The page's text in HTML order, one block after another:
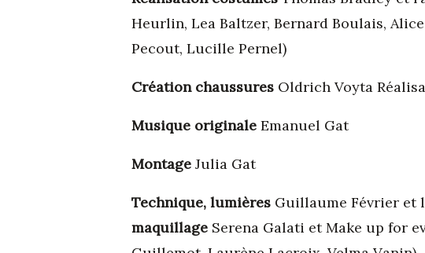
Heurlin, Lea Baltzer, Bernard Boulais,
Pecout, Lucille Pernel)
Création chaussures Oldrich Voyta
Musique originale Emanuel Gat
Montage Julia Gat
Technique, lumières Guillaume Février et
maquillage Serena Galati et Make up for